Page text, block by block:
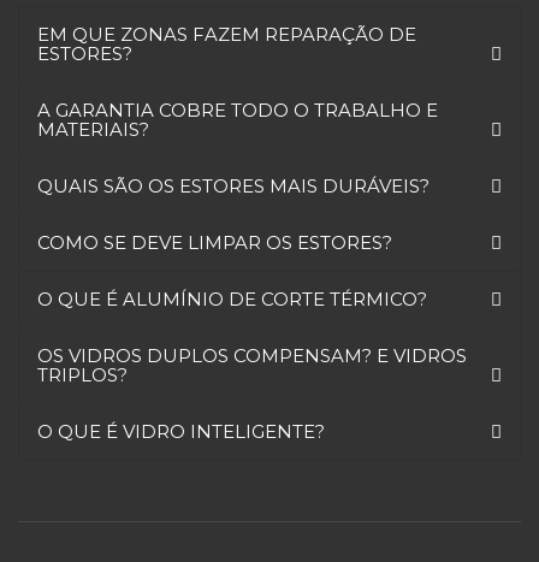
EM QUE ZONAS FAZEM REPARAÇÃO DE
ESTORES?
A GARANTIA COBRE TODO O TRABALHO E
MATERIAIS?
QUAIS SÃO OS ESTORES MAIS DURÁVEIS?
COMO SE DEVE LIMPAR OS ESTORES?
O QUE É ALUMÍNIO DE CORTE TÉRMICO?
OS VIDROS DUPLOS COMPENSAM? E VIDROS
TRIPLOS?
O QUE É VIDRO INTELIGENTE?